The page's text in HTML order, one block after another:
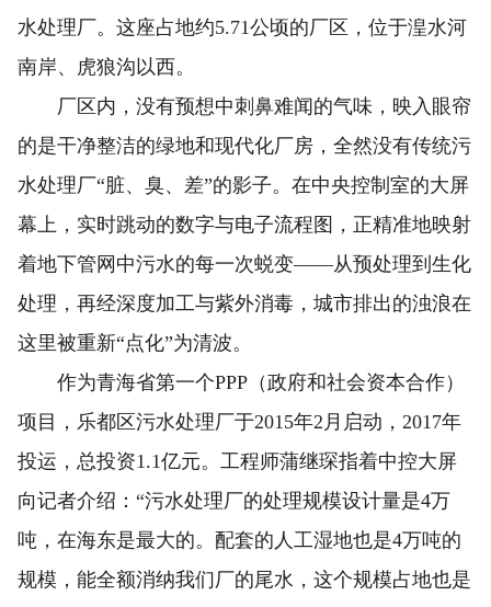
水处理厂。这座占地约5.71公顷的厂区，位于湟水河
南岸、虎狼沟以西。
厂区内，没有预想中刺鼻难闻的气味，映入眼帘
的是干净整洁的绿地和现代化厂房，全然没有传统污
水处理厂“脏、臭、差”的影子。在中央控制室的大屏
幕上，实时跳动的数字与电子流程图，正精准地映射
着地下管网中污水的每一次蜕变——从预处理到生化
处理，再经深度加工与紫外消毒，城市排出的浊浪在
这里被重新“点化”为清波。
作为青海省第一个PPP（政府和社会资本合作）
项目，乐都区污水处理厂于2015年2月启动，2017年
投运，总投资1.1亿元。工程师蒲继琛指着中控大屏
向记者介绍：“污水处理厂的处理规模设计量是4万
吨，在海东是最大的。配套的人工湿地也是4万吨的
规模，能全额消纳我们厂的尾水，这个规模占地也是